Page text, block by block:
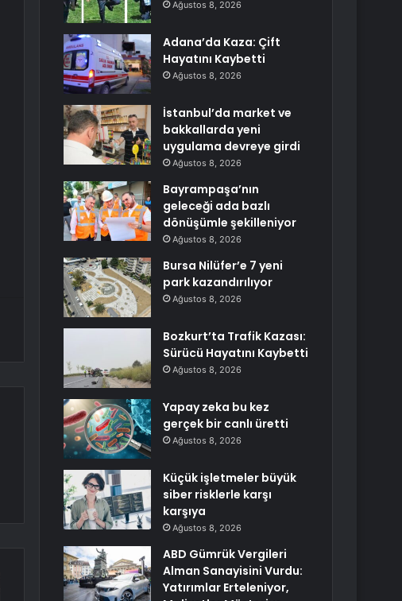
Ağustos 8, 2026
Adana’da Kaza: Çift
Hayatını Kaybetti
Ağustos 8, 2026
İstanbul’da market ve
bakkallarda yeni
uygulama devreye girdi
Ağustos 8, 2026
Bayrampaşa’nın
geleceği ada bazlı
dönüşümle şekilleniyor
Ağustos 8, 2026
Bursa Nilüfer’e 7 yeni
park kazandırılıyor
Ağustos 8, 2026
Bozkurt’ta Trafik Kazası:
Sürücü Hayatını Kaybetti
Ağustos 8, 2026
Yapay zeka bu kez
gerçek bir canlı üretti
Ağustos 8, 2026
Küçük işletmeler büyük
siber risklerle karşı
karşıya
Ağustos 8, 2026
ABD Gümrük Vergileri
Alman Sanayisini Vurdu:
Yatırımlar Erteleniyor,